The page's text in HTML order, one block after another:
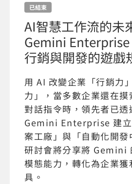
已結束
AI智慧工作流的未
Gemini
行銷與開發的遊戲
用 AI 改變企業「行銷力
力」，當多數企業還在
對話指令時，領先者已
Gemini Enterprise 建立
案工廠」與「自動化開發
研討會將分享將 Gemini
模態能力，轉化為企業獲
具。